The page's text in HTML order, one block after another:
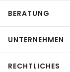
BERATUNG
UNTERNEHMEN
RECHTLICHES